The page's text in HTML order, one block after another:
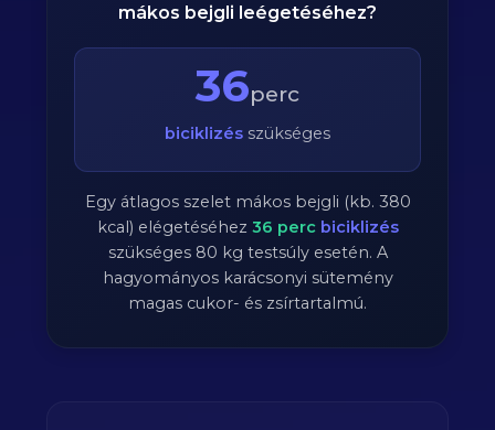
mákos bejgli leégetéséhez?
36perc
biciklizés szükséges
Egy átlagos szelet mákos bejgli (kb. 380
kcal) elégetéséhez 36 perc biciklizés
szükséges 80 kg testsúly esetén. A
hagyományos karácsonyi sütemény
magas cukor- és zsírtartalmú.